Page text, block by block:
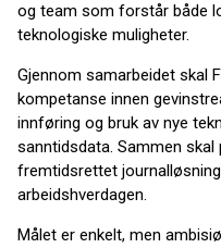
og team som forstår både
teknologiske muligheter.
Gjennom samarbeidet skal
kompetanse innen
innføring og bruk av nye
sanntidsdata. Sammen skal
fremtidsrettet
arbeidshverdagen.
Målet er enkelt, men